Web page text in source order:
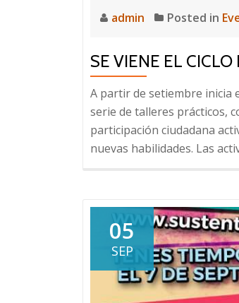
admin Posted in
SE VIENE EL
A partir de setiembre inicia
serie de talleres prácticos,
participación ciudadana
nuevas habilidades. Las
05
SEP